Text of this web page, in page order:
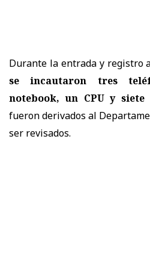
Durante la entrada y registro
se incautaron tres
notebook, un CPU y siete
fueron derivados al
ser revisados.